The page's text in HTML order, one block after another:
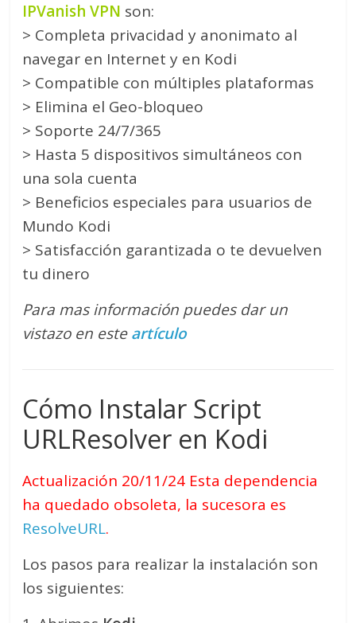
IPVanish VPN son:
> Completa privacidad y anonimato al
navegar en Internet y en Kodi
> Compatible con múltiples plataformas
> Elimina el Geo-bloqueo
> Soporte 24/7/365
> Hasta 5 dispositivos simultáneos con
una sola cuenta
> Beneficios especiales para usuarios de
Mundo Kodi
> Satisfacción garantizada o te devuelven
tu dinero
Para mas información puedes dar un
vistazo en esteartículo
Cómo Instalar Script
URLResolver en Kodi
Actualización 20/11/24 Esta dependencia
ha quedado obsoleta, la sucesora es
ResolveURL.
Los pasos para realizar la instalación son
los siguientes: